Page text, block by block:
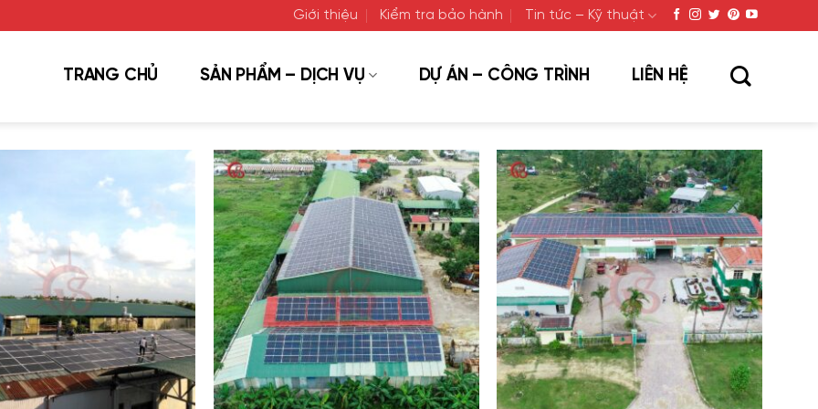
Giới thiệu Kiểm tra bảo hành Tin tức – Kỹ thuật
TRANG CHỦ SẢN PHẨM – DỊCH VỤ DỰ ÁN – CÔNG TRÌNH LIÊN HỆ